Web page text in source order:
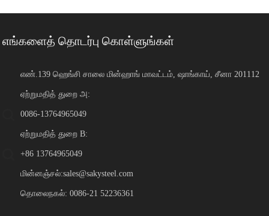
எங்களைத் தொடர்பு கொள்ளுங்கள்
எண்.139 ஹெங்சி சாலை மின்ஹாங் மாவட்டம், ஷாங்காய், சீனா 201112
ஏற்றுமதித் துறை அ:
0086-13764965049
ஏற்றுமதித் துறை B:
+86 13764965049
மின்னஞ்சல்:sales@sakysteel.com
தொலைநகல்: 0086-21 52236361